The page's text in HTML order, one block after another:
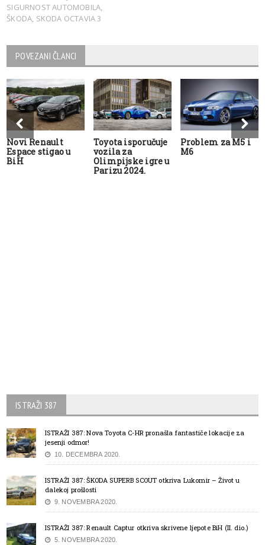
SIGURNOST AUTOMOBILA,
ŠKODA, SKODA OCTAVIA 3
POVEZANI ČLANCI
Novi Renault
Espace stigao u
BiH
Toyota isporučuje
vozila za
Olimpijske igre u
Parizu 2024.
Problem za M5 i
M6
ISTRAŽI 387
ISTRAŽI 387: Nova Toyota C-HR pronašla fantastiče lokacije za
jesenji odmor!
10. DECEMBRA 2020.
ISTRAŽI 387: ŠKODA SUPERB SCOUT otkriva Lukomir – Život u
dalekoj prošlosti
9. NOVEMBRA 2020.
ISTRAŽI 387: Renault Captur otkriva skrivene ljepote BiH (II. dio.)
5. NOVEMBRA 2020.